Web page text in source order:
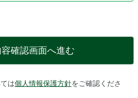
確認画面へ進む
は個人情報保護方針をご確認くださ